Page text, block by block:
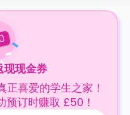
现金券
喜爱的学生之家！
预订时赚取 £50！